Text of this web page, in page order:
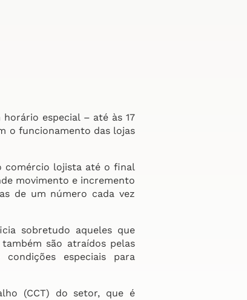
especial – até às 17
o funcionamento das lojas
comércio lojista até o final
movimento e incremento
de um número cada vez
sobretudo aqueles que
são atraídos pelas
especiais para
(CCT) do setor, que é